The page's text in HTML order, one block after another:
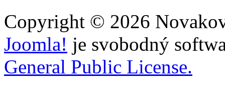
Copyright © 2026
Joomla! je svobodný
General Public License.